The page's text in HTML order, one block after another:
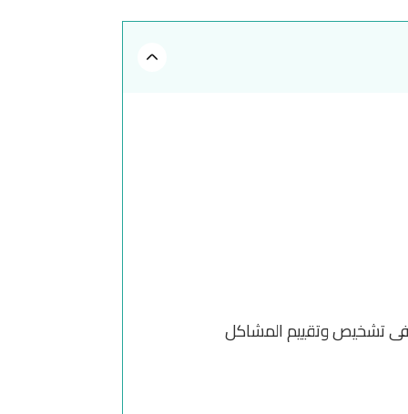
فى تشخيص وتقييم المشاكل